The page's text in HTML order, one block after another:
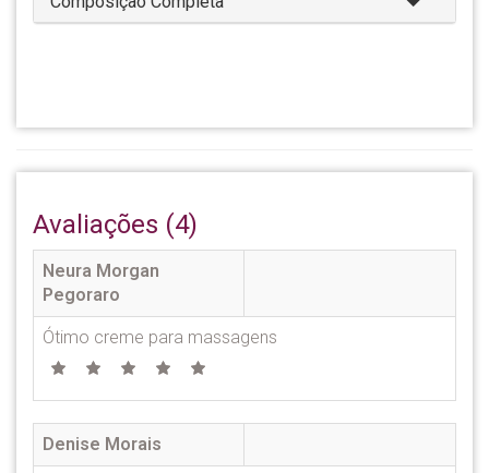
Avaliações (4)
Neura Morgan
Pegoraro
Ótimo creme para massagens
Denise Morais